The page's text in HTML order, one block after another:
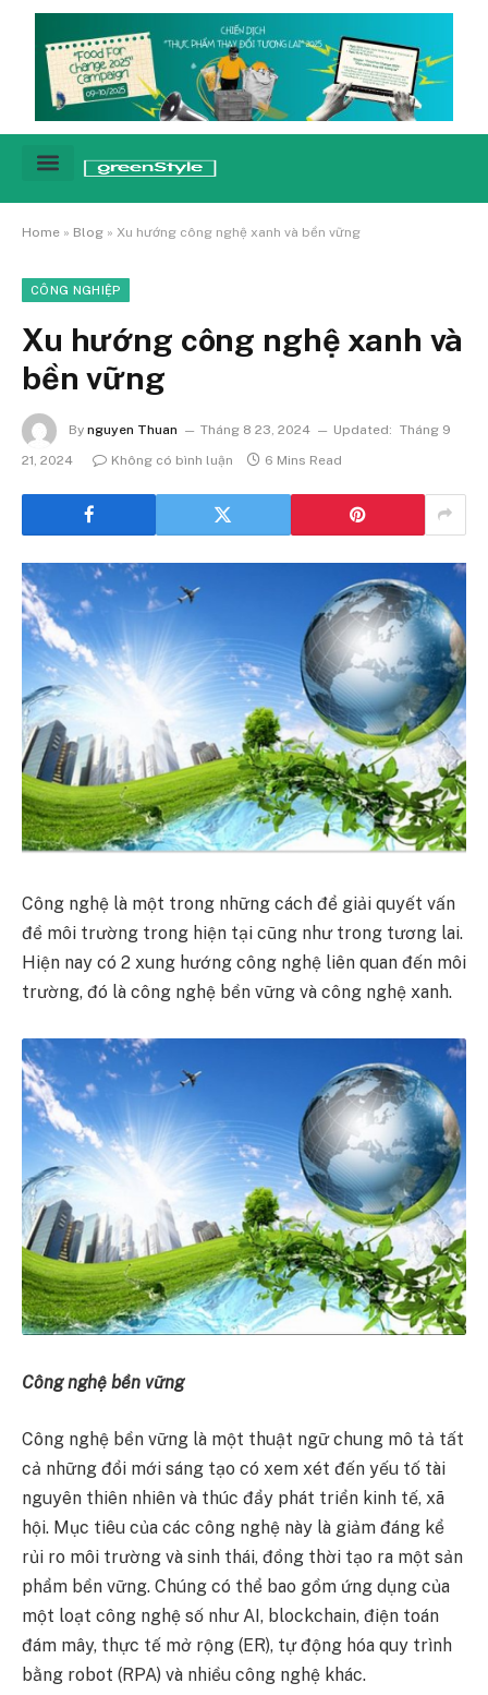
Home » Blog » Xu hướng công nghệ xanh và bền vững
CÔNG NGHIỆP
Xu hướng công nghệ xanh và
bền vững
By nguyen Thuan Tháng 8 23, 2024 Updated: Tháng 9
21, 2024
Không có bình luận 6 Mins Read
Công nghệ là một trong những cách để giải quyết vấn
đề môi trường trong hiện tại cũng như trong tương lai.
Hiện nay có 2 xung hướng công nghệ liên quan đến môi
trường, đó là công nghệ bền vững và công nghệ xanh.
Công nghệ bền vững
Công nghệ bền vững là một thuật ngữ chung mô tả tất
cả những đổi mới sáng tạo có xem xét đến yếu tố tài
nguyên thiên nhiên và thúc đẩy phát triển kinh tế, xã
hội. Mục tiêu của các công nghệ này là giảm đáng kể
rủi ro môi trường và sinh thái, đồng thời tạo ra một sản
phẩm bền vững. Chúng có thể bao gồm ứng dụng của
một loạt công nghệ số như AI, blockchain, điện toán
đám mây, thực tế mở rộng (ER), tự động hóa quy trình
bằng robot (RPA) và nhiều công nghệ khác.